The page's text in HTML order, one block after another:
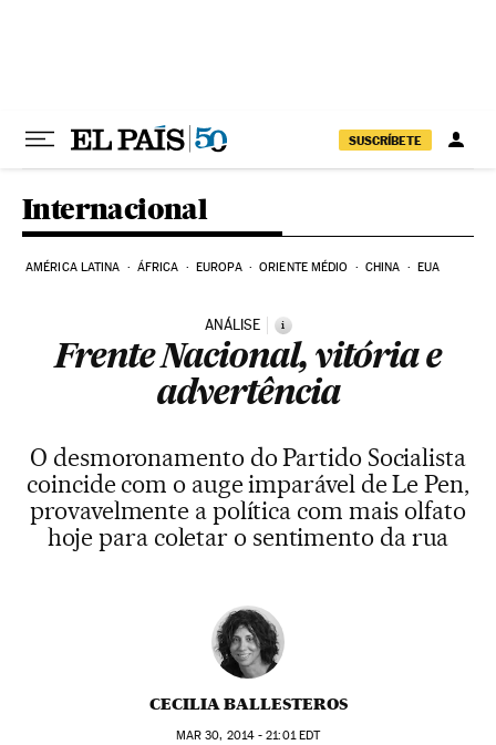
SUSCRÍBETE
Internacional
AMÉRICA LATINA ÁFRICA EUROPA ORIENTE MÉDIO CHINA EUA
ANÁLISE i
Frente Nacional, vitória e
advertência
O desmoronamento do Partido Socialista
coincide com o auge imparável de Le Pen,
provavelmente a política com mais olfato
hoje para coletar o sentimento da rua
CECILIA BALLESTEROS
MAR 30, 2014 - 21:01EDT